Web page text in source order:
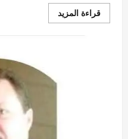
قراءة المزيد
المزيد
اللطيف
الخبير
العقارات